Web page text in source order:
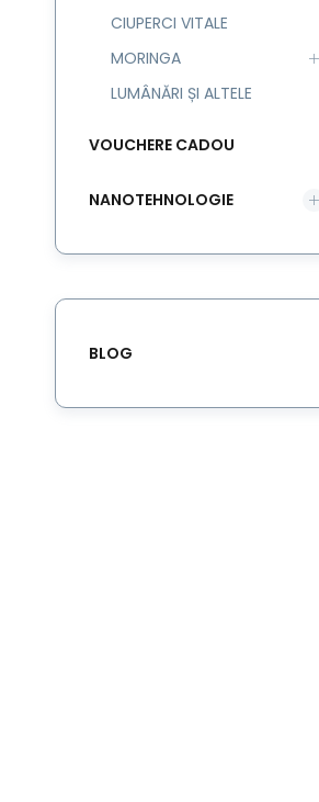
CIUPERCI VITALE
MORINGA
LUMÂNĂRI ȘI ALTELE
VOUCHERE CADOU
NANOTEHNOLOGIE
BLOG